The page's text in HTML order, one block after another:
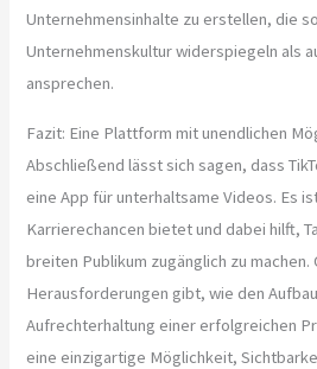
Unternehmensinhalte zu erstellen, die
Unternehmenskultur widerspiegeln als
ansprechen.
Fazit: Eine Plattform mit unendlichen
Abschließend lässt sich sagen, dass
eine App für unterhaltsame Videos. Es
Karrierechancen bietet und dabei hilft,
breiten Publikum zugänglich zu machen.
Herausforderungen gibt, wie den
Aufrechterhaltung einer erfolgreichen
eine einzigartige Möglichkeit,